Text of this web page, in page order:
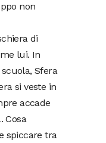
non
di
lui. In
Sfera
si veste in
accade
Cosa
spiccare tra